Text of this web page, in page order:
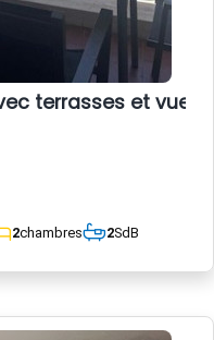
terrasses et vue
2chambres 2SdB